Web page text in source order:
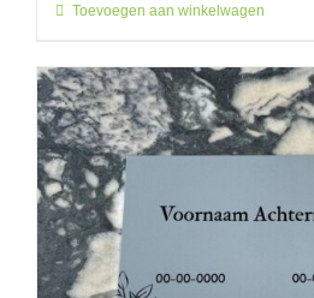
Toevoegen aan winkelwagen